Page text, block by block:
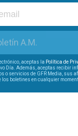
A.M.
aceptas la Política de
Día. Además, aceptas recibir
o servicios de GFR Media, sus
los boletines en cualquier